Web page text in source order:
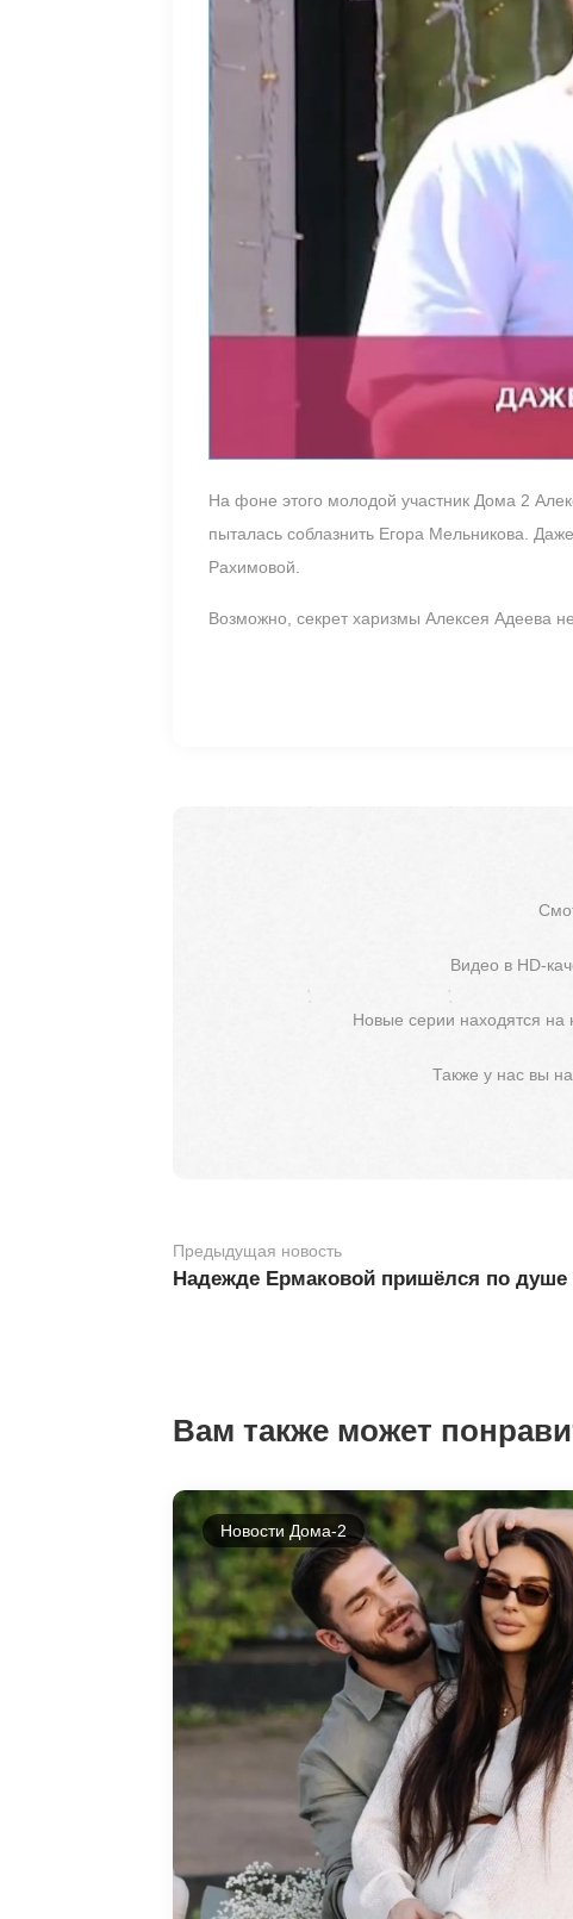
На фоне этого молодой участник Дома 2
пыталась соблазнить Егора Мельникова.
Рахимовой.
Возможно, секрет харизмы Алексея Адеева
Видео в HD-
Новые серии находятся на
Также у нас вы
Предыдущая новость
Надежде Ермаковой пришёлся по душе
Вам также может
Новости Дома-2